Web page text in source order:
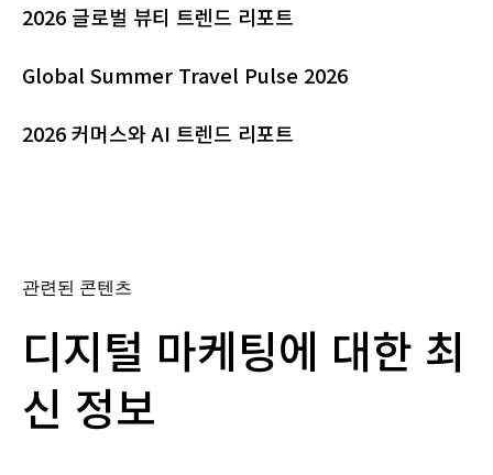
2026 글로벌 뷰티 트렌드 리포트
Global Summer Travel Pulse 2026
2026 커머스와 AI 트렌드 리포트
관련된 콘텐츠
디지털 마케팅에 대한 최
신 정보